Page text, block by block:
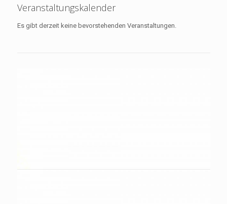
Veranstaltungskalender
Es gibt derzeit keine bevorstehenden Veranstaltungen.